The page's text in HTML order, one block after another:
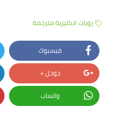
رويات انكليزية مترجمة
فيسبوك
جوجل +
واتساب